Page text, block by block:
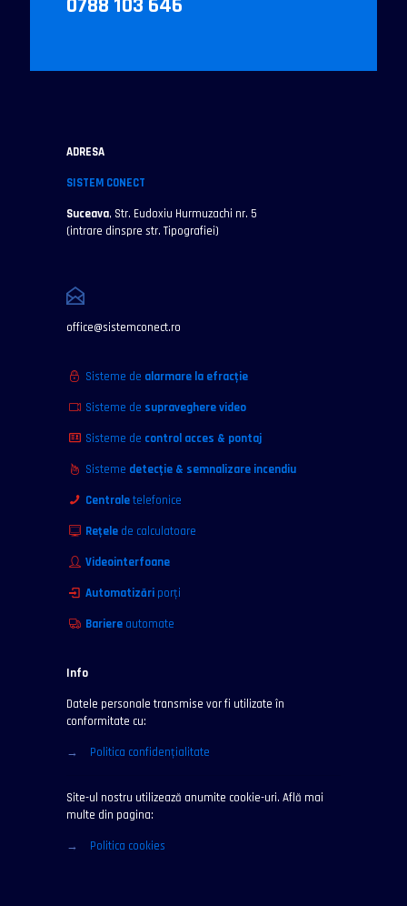
ADRESA
SISTEM CONECT
Suceava, Str. Eudoxiu Hurmuzachi nr. 5
(intrare dinspre str. Tipografiei)
office@sistemconect.ro
Sisteme de alarmare la efracţie
Sisteme de supraveghere video
Sisteme de control acces & pontaj
Sisteme detecţie & semnalizare incendiu
Centraletelefonice
Reţele de calculatoare
Videointerfoane
Automatizări porţi
Bariere automate
Info
Datele personale transmise vor fi utilizate în
conformitate cu:
→ Politica confidenţialitate
Site-ul nostru utilizează anumite cookie-uri. Află mai
multe din pagina:
→ Politica cookies